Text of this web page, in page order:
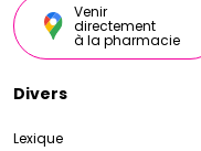
Venir
directement
à la pharmacie
Divers
Lexique